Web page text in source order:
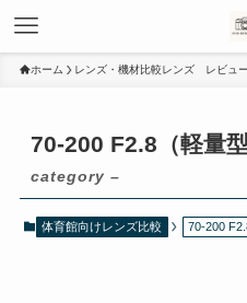
ホーム レンズ・機材比較レンズ レビュー
70-200 F2.8（軽量
category –
体育館向けレンズ比較 70-200